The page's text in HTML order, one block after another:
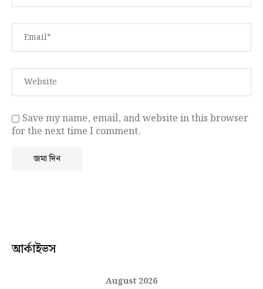
Save my name, email, and website in this browser
for the next time I comment.
আর্কাইভস
August 2026